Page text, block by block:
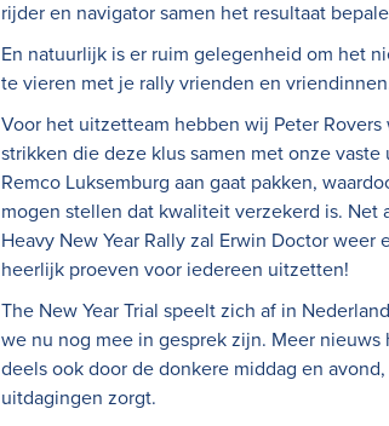
rijder en navigator samen het resultaat
En natuurlijk is er ruim gelegenheid om het
te vieren met je rally vrienden en
Voor het uitzetteam hebben wij Peter Rovers
strikken die deze klus samen met onze vaste
Remco Luksemburg aan gaat pakken,
mogen stellen dat kwaliteit verzekerd is. Net
Heavy New Year Rally zal Erwin Doctor weer
heerlijk proeven voor iedereen uitzetten!
The New Year Trial speelt zich af in
we nu nog mee in gesprek zijn. Meer
deels ook door de donkere middag en
uitdagingen zorgt.